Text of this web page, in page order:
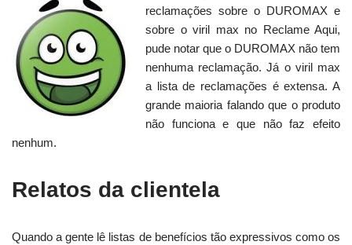
reclamações sobre o DUROMAX e
sobre o viril max no Reclame Aqui,
pude notar que o DUROMAX não tem
nenhuma reclamação. Já o viril max
a lista de reclamações é extensa. A
grande maioria falando que o produto
não funciona e que não faz efeito
nenhum.
Relatos da clientela
Quando a gente lê listas de benefícios tão expressivos como os